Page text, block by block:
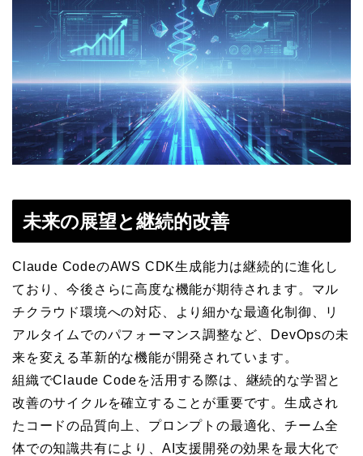
未来の展望と継続的改善
Claude CodeのAWS CDK生成能力は継続的に進化し
ており、今後さらに高度な機能が期待されます。マル
チクラウド環境への対応、より細かな最適化制御、リ
アルタイムでのパフォーマンス調整など、DevOpsの未
来を変える革新的な機能が開発されています。
組織でClaude Codeを活用する際は、継続的な学習と
改善のサイクルを確立することが重要です。生成され
たコードの品質向上、プロンプトの最適化、チーム全
体での知識共有により、AI支援開発の効果を最大化で